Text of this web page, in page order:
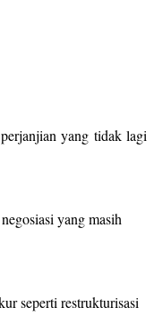
yang tidak lagi
yang masih
seperti restrukturisasi